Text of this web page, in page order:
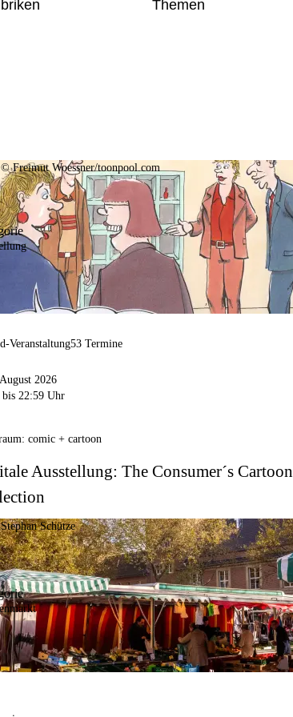
Themen
© Freimut Woessner/toonpool.com
Veranstaltung53 Termine
2026
bis 22:59 Uhr
comic + cartoon
Ausstellung: The Consumer´s Cartoon
Stephan Schütze